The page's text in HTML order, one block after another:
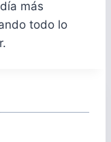
más
todo lo